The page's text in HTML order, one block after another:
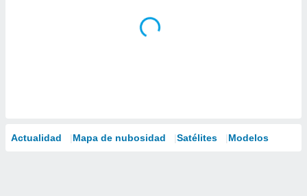
Actualidad Mapa de nubosidad Satélites Modelos